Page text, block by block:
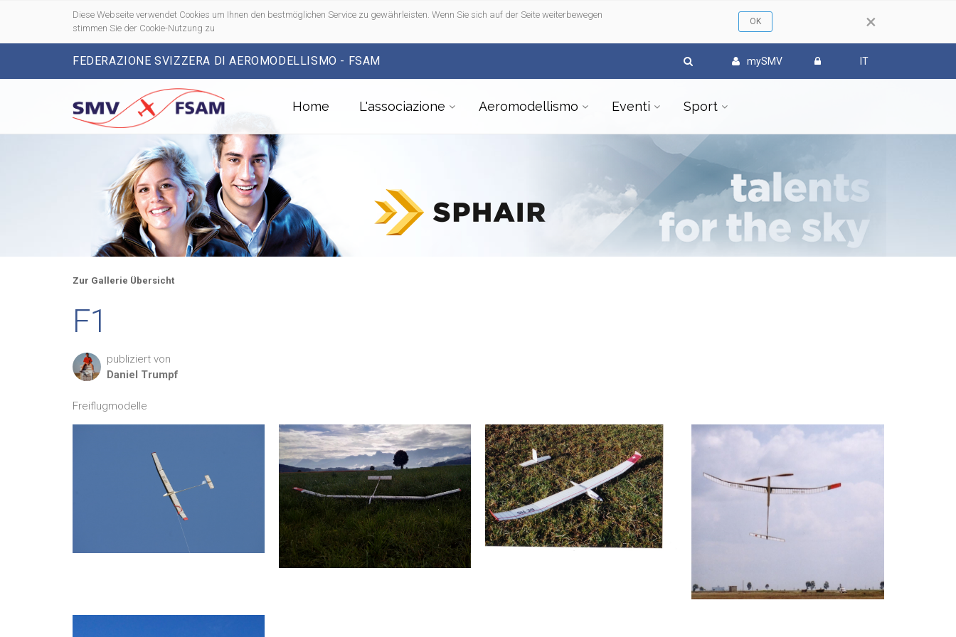
×
Diese Webseite verwendet Cookies um Ihnen den bestmöglichen Service zu gewährleisten. Wenn Sie sich auf der Seite weiterbewegen
stimmen Sie der Cookie-Nutzung zu
FEDERAZIONE SVIZZERA DI AEROMODELLISMO - FSAM mySMV IT
Home L'associazione Aeromodellismo Eventi Sport
Zur Gallerie Übersicht
F1
publiziert von
Daniel Trumpf
Freiflugmodelle